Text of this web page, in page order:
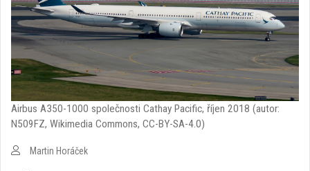
Airbus A350-1000 společnosti Cathay Pacific, říjen 2018 (autor:
N509FZ, Wikimedia Commons, CC-BY-SA-4.0)
Martin Horáček